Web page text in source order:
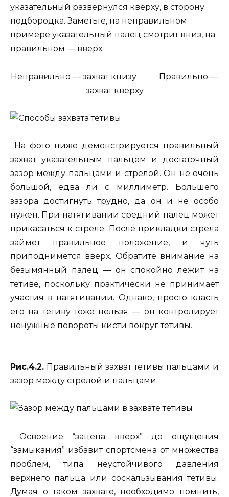
указательный развернулся кверху, в сторону
подбородка. Заметьте, на неправильном
примере указательный палец смотрит вниз, на
правильном — вверх.
Неправильно — захват книзу Правильно —
захват кверху
На фото ниже демонстрируется правильный
захват указательным пальцем и достаточный
зазор между пальцами и стрелой. Он не очень
большой, едва ли с миллиметр. Большего
зазора достигнуть трудно, да он и не особо
нужен. При натягивании средний палец может
прикасаться к стреле. После прикладки стрела
займет правильное положение, и чуть
приподнимется вверх. Обратите внимание на
безымянный палец — он спокойно лежит на
тетиве, поскольку практически не принимает
участия в натягивании. Однако, просто класть
его на тетиву тоже нельзя — он контролирует
ненужные повороты кисти вокруг тетивы.
Рис.4.2. Правильный захват тетивы пальцами и
зазор между стрелой и пальцами.
Освоение “зацепа вверх” до ощущения
“замыкания” избавит спортсмена от множества
проблем, типа неустойчивого давления
верхнего пальца или соскальзывания тетивы.
Думая о таком захвате, необходимо помнить,